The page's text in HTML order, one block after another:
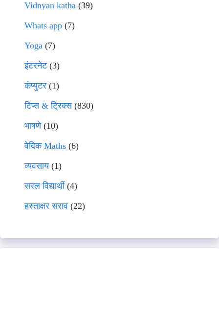
Vidnyan katha (39)
Whats app (7)
Yoga (7)
इंटरनेट(3)
कंप्युटर (1)
टिप्स & ट्रिक्स(830)
भाषणे(10)
वेदिक Maths (6)
व्यवसाय(1)
सरल विद्यार्थी(4)
हस्ताक्षर सराव (22)